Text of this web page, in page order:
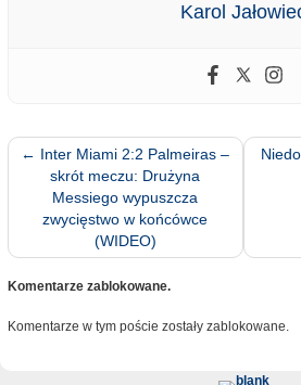
Karol
← Inter Miami 2:2 Palmeiras –
skrót meczu: Drużyna
Messiego wypuszcza
zwycięstwo w końcówce
(WIDEO)
Komentarze zablokowane.
Komentarze w tym poście zostały zablokowane.